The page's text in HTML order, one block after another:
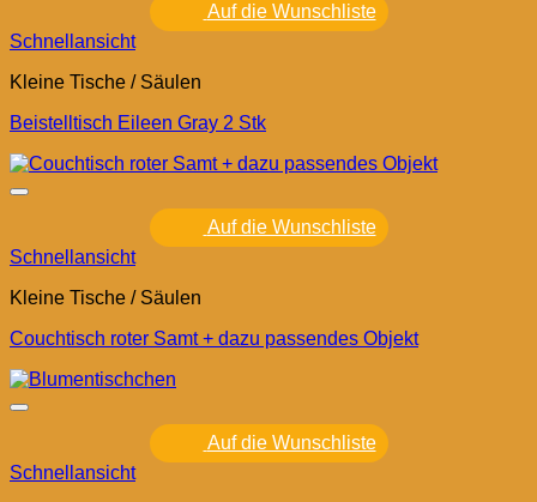
Auf die Wunschliste
Schnellansicht
Kleine Tische / Säulen
Beistelltisch Eileen Gray 2 Stk
Auf die Wunschliste
Schnellansicht
Kleine Tische / Säulen
Couchtisch roter Samt + dazu passendes Objekt
Auf die Wunschliste
Schnellansicht